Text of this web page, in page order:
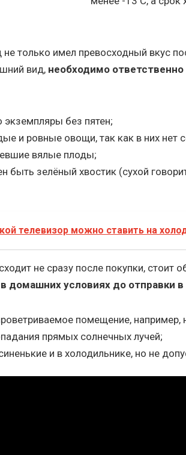
только имел превосходный вкус
вид, необходимо
экземпляры без пятен;
и ровные овощи, так как в них нет
вялые плоды;
быть зелёный хвостик (сухой
телевизор можно ставить на
не сразу после покупки, стоит
домашних условиях до отправки в
помещение, например,
прямых солнечных лучей;
и в холодильнике, но не